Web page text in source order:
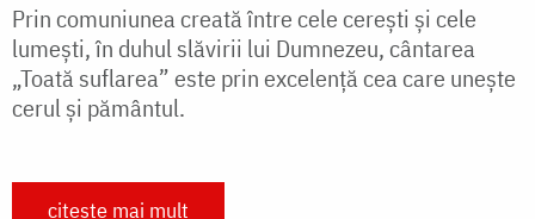
Prin comuniunea creată între cele cerești și cele
lumești, în duhul slăvirii lui Dumnezeu, cântarea
„Toată suflarea” este prin excelență cea care unește
cerul și pământul.
citește mai mult